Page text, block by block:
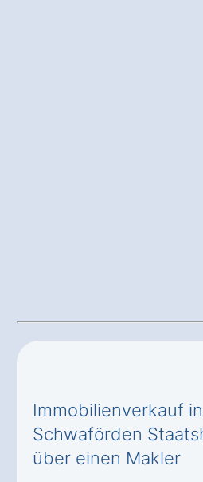
Immobilienverkauf in
Schwaförden
über einen Makler